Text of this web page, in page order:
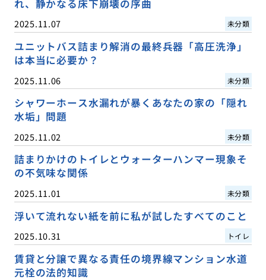
れ、静かなる床下崩壊の序曲
2025.11.07 未分類
ユニットバス詰まり解消の最終兵器「高圧洗浄」
は本当に必要か？
2025.11.06 未分類
シャワーホース水漏れが暴くあなたの家の「隠れ
水垢」問題
2025.11.02 未分類
詰まりかけのトイレとウォーターハンマー現象そ
の不気味な関係
2025.11.01 未分類
浮いて流れない紙を前に私が試したすべてのこと
2025.10.31 トイレ
賃貸と分譲で異なる責任の境界線マンション水道
元栓の法的知識